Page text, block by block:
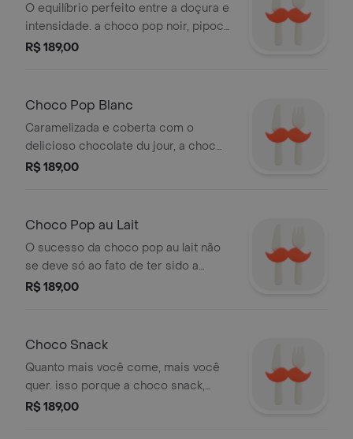
O equilíbrio perfeito entre a doçura e
intensidade. a choco pop noir, pipoca
caramelizada e coberta com o
mais intenso até mesmo para os
momentos mais tranquilos do seu dia.
R$ 189,00
Choco Pop Blanc
Caramelizada e coberta com o
delicioso chocolate du jour, a choc
pop blanc é indicada para beliscar
em um lanchinho da tarde especial.
peso líq.: 310gdimensões do produto:
15,5 cm (diâmetro)x 6,5 cm (a).
R$ 189,00
Choco Pop au Lait
O sucesso da choco pop au lait não
se deve só ao fato de ter sido a
primeira pipoca de chocolate do
caramelizadas e cobertas com
R$ 189,00
Choco Snack
Quanto mais você come, mais você
quer. isso porque a choco snack,
como o nome já diz, é para aquele
R$ 189,00